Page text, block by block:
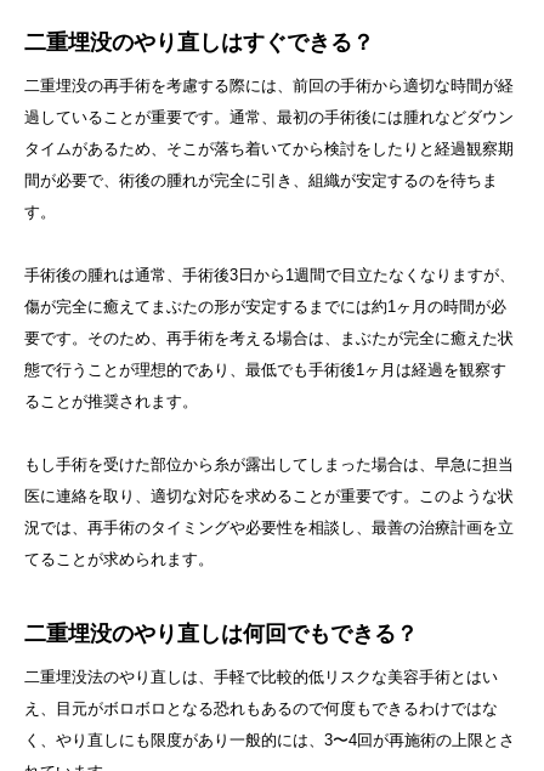
二重埋没のやり直しはすぐできる？
二重埋没の再手術を考慮する際には、前回の手術から適切な時間が経
過していることが重要です。通常、最初の手術後には腫れなどダウン
タイムがあるため、そこが落ち着いてから検討をしたりと経過観察期
間が必要で、術後の腫れが完全に引き、組織が安定するのを待ちま
す。
手術後の腫れは通常、手術後3日から1週間で目立たなくなりますが、
傷が完全に癒えてまぶたの形が安定するまでには約1ヶ月の時間が必
要です。そのため、再手術を考える場合は、まぶたが完全に癒えた状
態で行うことが理想的であり、最低でも手術後1ヶ月は経過を観察す
ることが推奨されます。
もし手術を受けた部位から糸が露出してしまった場合は、早急に担当
医に連絡を取り、適切な対応を求めることが重要です。このような状
況では、再手術のタイミングや必要性を相談し、最善の治療計画を立
てることが求められます。
二重埋没のやり直しは何回でもできる？
二重埋没法のやり直しは、手軽で比較的低リスクな美容手術とはい
え、目元がボロボロとなる恐れもあるので何度もできるわけではな
く、やり直しにも限度があり一般的には、3〜4回が再施術の上限とさ